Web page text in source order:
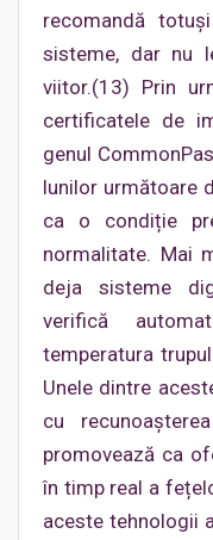
recomandă
sisteme, dar nu
viitor.(13) Prin
certificatele de
genul
lunilor următoare
ca o condiție
normalitate. Mai
deja sisteme
verifică
temperatura
Unele dintre
cu
promovează ca
în timp real a
aceste tehnologii